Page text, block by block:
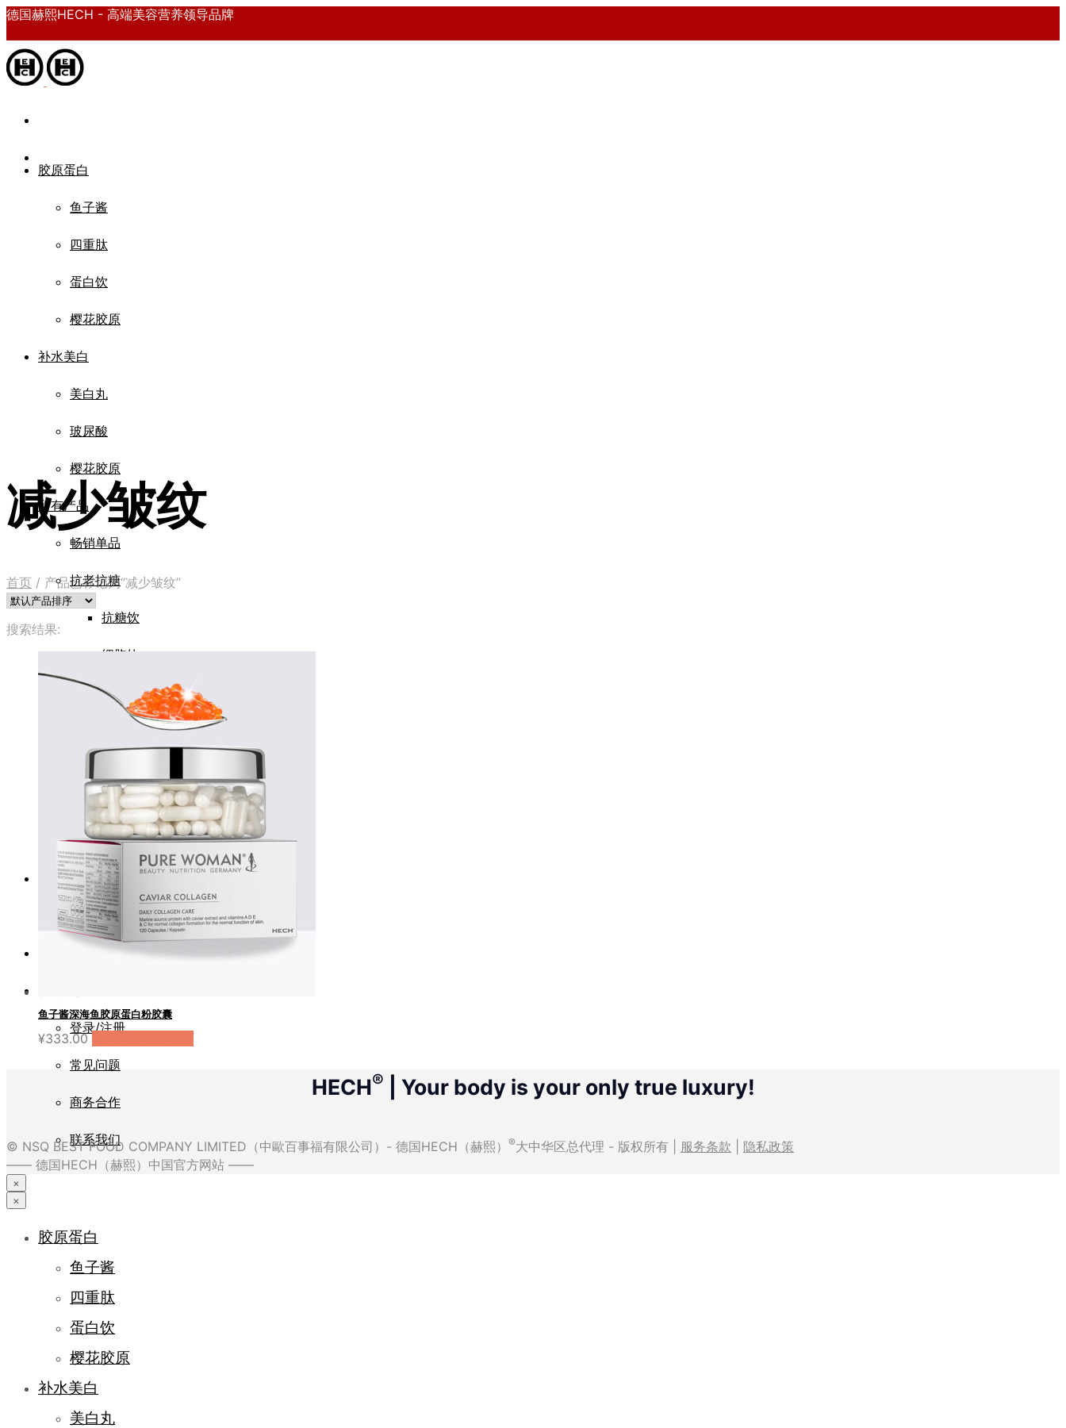
德国赫熙HECH - 高端美容营养领导品牌
胶原蛋白
鱼子酱
四重肽
蛋白饮
樱花胶原
补水美白
美白丸
玻尿酸
樱花胶原
所有产品
畅销单品
抗老抗糖
抗糖饮
细胞饮
四重肽
细胞饮
抗糖饮
赫熙资讯
品牌传奇
登录/注册
常见问题
商务合作
联系我们
减少皱纹
首页 / 产品已标记为“减少皱纹”
搜索结果:
鱼子酱深海鱼胶原蛋白粉胶囊
¥333.00
HECH® | Your body is your only true luxury!
© NSQ BEST FOOD COMPANY LIMITED（中歐百事福有限公司）- 德国HECH（赫熙） ®大中华区总代理 - 版权所有 | 服务条款
隐私政策
—— 德国HECH（赫熙）中国官方网站 ——
×
×
胶原蛋白
鱼子酱
四重肽
蛋白饮
樱花胶原
补水美白
美白丸